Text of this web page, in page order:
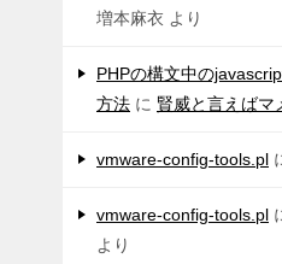
増本麻衣 より
PHPの構文中の
方法 に 賢威と言えばマ
vmware-config-tools.pl
vmware-config-tools.pl
より